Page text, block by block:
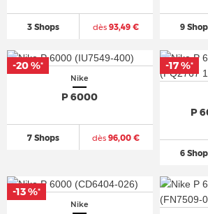
3 Shops dès 93,49 € 9
Nike
P 6000
7 Shops dès 96,00 €
-20 %*
P
6
-17 %*
Nike
-13 %*